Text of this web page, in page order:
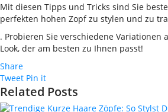
Mit diesen Tipps und Tricks sind Sie
perfekten hohen Zopf zu stylen und zu
. Probieren Sie verschiedene Variationen
Look, der am besten zu Ihnen passt!
Share
Tweet Pin it
Related Posts